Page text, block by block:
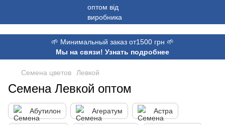
🌱 Минимальный заказ от1500 грн 🌱
Мы на связи! Узнать подробнее
Семена цветов Левкой
Семена Левкой оптом
Абутилон Агератум Астра